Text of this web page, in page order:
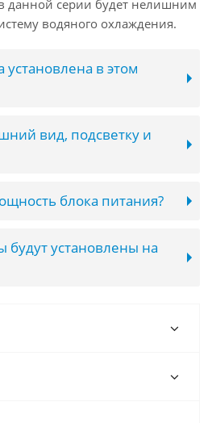
данной серии будет нелишним
водяного охлаждения.
установлена в этом
вид, подсветку и
блока питания?
будут установлены на